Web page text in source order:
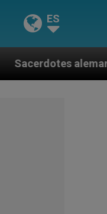
ES
al Papa